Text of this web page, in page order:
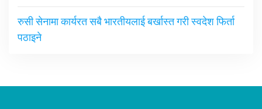
रुसी सेनामा कार्यरत सबै भारतीयलाई बर्खास्त गरी स्वदेश फिर्ता
पठाइने